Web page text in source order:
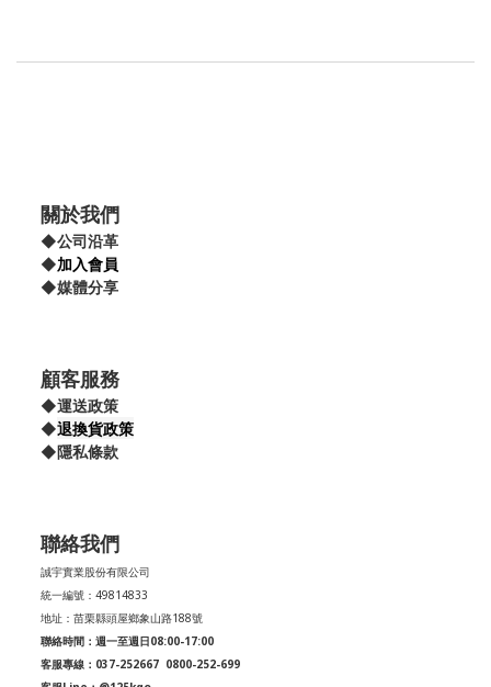
關於我們
◆公司沿革
◆加入會員
◆媒體分享
顧客服務
◆運送政策
◆退換貨政策
◆隱私條款
聯絡我們
誠宇實業股份有限公司
統一編號：49814833
地址：苗栗縣頭屋鄉象山路188號
聯絡時間：週一至週日08:00-17:00
客服專線：037-252667 0800-252-699